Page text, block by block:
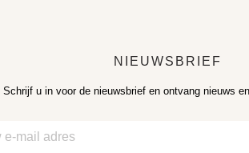
NIEUWSBRIEF
Schrijf u in voor de nieuwsbrief en ontvang nieuws